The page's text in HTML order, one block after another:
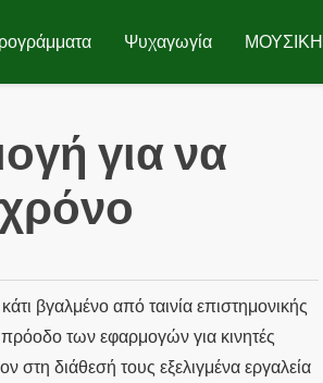
Ψυχαγωγία ΜΟΥΣΙΚΗ
για να
βγαλμένο από ταινία επιστημονικής
πρόοδο των εφαρμογών για κινητές
στη διάθεσή τους εξελιγμένα εργαλεία